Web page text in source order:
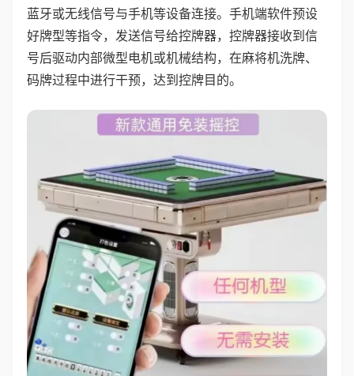
蓝牙或无线信号与手机等设备连接。手机端软件预设
好牌型等指令，发送信号给控牌器，控牌器接收到信
号后驱动内部微型电机或机械结构，在麻将机洗牌、
码牌过程中进行干预，达到控牌目的。